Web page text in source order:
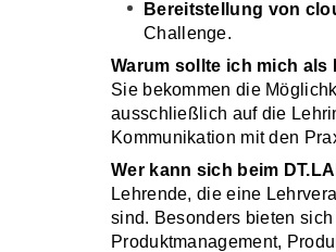
Bereitstellung von
Challenge.
Warum sollte ich mich als
Sie bekommen die
ausschließlich auf die
Kommunikation mit den
Wer kann sich beim
Lehrende, die eine
sind. Besonders bieten
Produktmanagement,